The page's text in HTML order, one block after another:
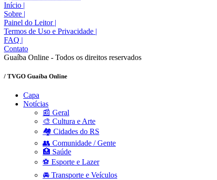
Início |
Sobre |
Painel do Leitor |
Termos de Uso e Privacidade |
FAQ |
Contato
Guaíba Online - Todos os direitos reservados
/ TVGO Guaíba Online
Capa
Notícias
📰 Geral
🎨 Cultura e Arte
🏘️ Cidades do RS
👥 Comunidade / Gente
🏥 Saúde
⚽ Esporte e Lazer
🚘 Transporte e Veículos